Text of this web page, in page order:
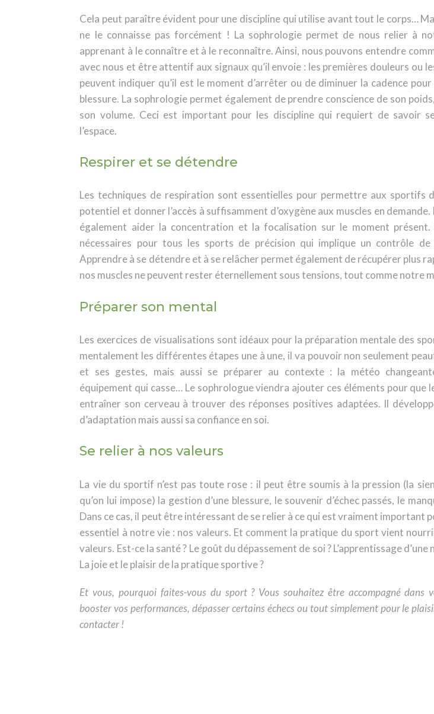
Cela peut paraître évident pour une discipline qui utilise avant tout le corps…
ne le connaisse pas forcément ! La sophrologie permet de nous relier à
apprenant à le connaître et à le reconnaître. Ainsi, nous pouvons entendre
avec nous et être attentif aux signaux qu’il envoie : les premières douleurs ou
peuvent indiquer qu’il est le moment d’arrêter ou de diminuer la cadence
blessure. La sophrologie permet également de prendre conscience de son
son volume. Ceci est important pour les discipline qui requiert de savoir
l’espace.
Respirer et se détendre
Les techniques de respiration sont essentielles pour permettre aux sportifs
potentiel et donner l’accès à suffisamment d’oxygène aux muscles en
également aider la concentration et la focalisation sur le moment
nécessaires pour tous les sports de précision qui implique un contrôle de
Apprendre à se détendre et à se relâcher permet également de récupérer plus
nos muscles ne peuvent rester éternellement sous tensions, tout comme notre
Préparer son mental
Les exercices de visualisations sont idéaux pour la préparation mentale des
mentalement les différentes étapes une à une, il va pouvoir non seulement
et ses gestes, mais aussi se préparer au contexte : la météo
équipement qui casse… Le sophrologue viendra ajouter ces éléments pour que
entraîner son cerveau à trouver des réponses positives adaptées. Il
d’adaptation mais aussi sa confiance en soi.
Se relier à nos valeurs
La vie du sportif n’est pas toute rose : il peut être soumis à la pression (la
qu’on lui impose) la gestion d’une blessure, le souvenir d’échec passés, le
Dans ce cas, il peut être intéressant de se relier à ce qui est vraiment important
essentiel à notre vie : nos valeurs. Et comment la pratique du sport vient
valeurs. Est-ce la santé ? Le goût du dépassement de soi ? L’apprentissage d’une
La joie et le plaisir de la pratique sportive ?
Et vous, pourquoi faites-vous du sport ? Vous souhaitez être accompagné dans
booster vos performances, dépasser certains échecs ou tout simplement pour le
contacter !